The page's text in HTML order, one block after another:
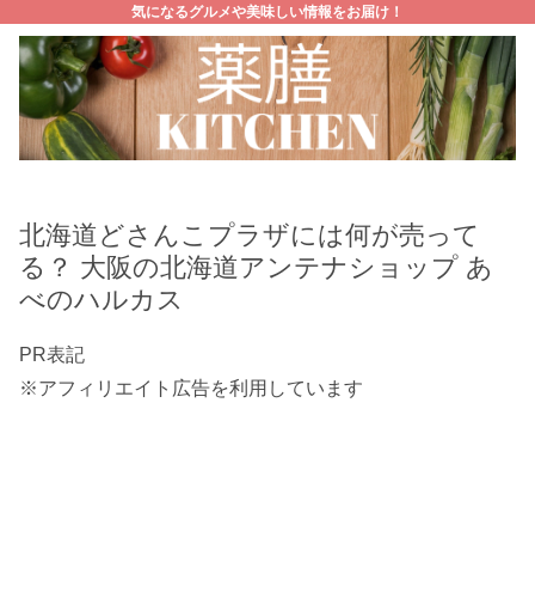
気になるグルメや美味しい情報をお届け！
北海道どさんこプラザには何が売って
る？ 大阪の北海道アンテナショップ あ
べのハルカス
PR表記
※アフィリエイト広告を利用しています